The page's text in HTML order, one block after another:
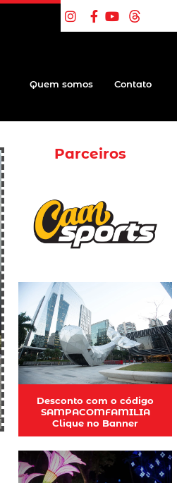
Quem somos Contato
Parceiros
Desconto com o código
SAMPACOMFAMILIA
Clique no Banner